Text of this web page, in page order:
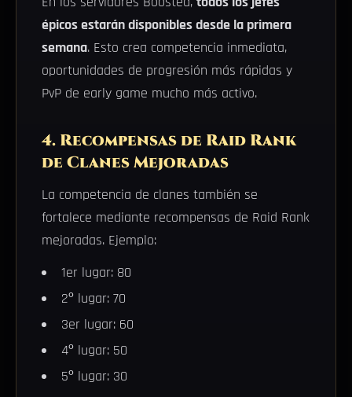
épicos estarán disponibles desde la primera
semana. Esto crea competencia inmediata,
oportunidades de progresión más rápidas y
PvP de early game mucho más activo.
4. Recompensas de Raid Rank
de Clanes Mejoradas
La competencia de clanes también se
fortalece mediante recompensas de Raid Rank
mejoradas. Ejemplo:
1er lugar: 80
2º lugar: 70
3er lugar: 60
4º lugar: 50
5º lugar: 30